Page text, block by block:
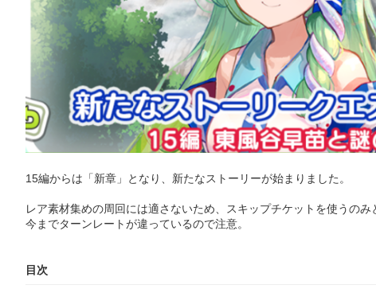
15編からは「新章」となり、新たなストーリーが始まりました。
レア素材集めの周回には適さないため、スキップチケットを使うのみ
今までターンレートが違っているので注意。
目次